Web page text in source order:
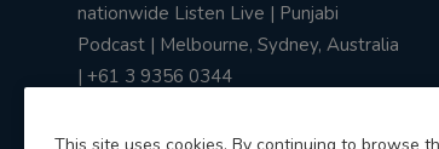
nationwide Listen Live | Punjabi
Podcast | Melbourne, Sydney, Australia
| +61 3 9356 0344